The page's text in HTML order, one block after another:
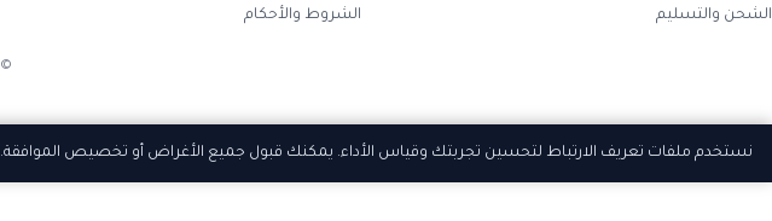
الشحن والتسليم
الشروط والأحكام
©
نستخدم ملفات تعريف الارتباط لتحسين تجربتك وقياس الأداء. يمكنك قبول جميع الأغراض أو تخصيص الموافقة.